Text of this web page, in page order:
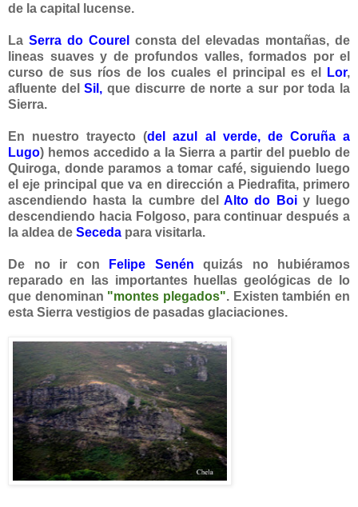
de la capital lucense.
La Serra do Courel
consta del elevadas montañas, de
lineas suaves y de profundos valles, formados por el
curso de sus ríos de los cuales el principal es el Lor,
afluente delSil, que discurre de norte a sur por toda la
Sierra.
En nuestro trayecto (del azul al verde, de Coruña a
Lugo) hemos accedido a la Sierra a partir del pueblo de
Quiroga, donde paramos a tomar café, siguiendo luego
el eje principal que va en dirección a Piedrafita, primero
ascendiendo hasta la cumbre delAlto do Boi y luego
descendiendo hacia Folgoso, para continuar después a
la aldea de Seceda para visitarla.
De no ir con Felipe Senén quizás no hubiéramos
reparado en las importantes huellas geológicas de lo
que denominan "montes plegados". Existen también en
esta Sierra vestigios de pasadas glaciaciones.